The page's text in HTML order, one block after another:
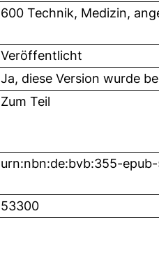
600 Technik, Medizin,
Veröffentlicht
Ja, diese Version wurde
Zum Teil
urn:nbn:de:bvb:355-
53300